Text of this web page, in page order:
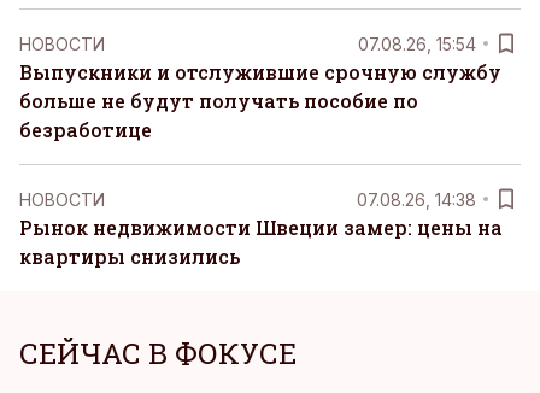
НОВОСТИ 07.08.26, 15:54
Выпускники и отслужившие срочную службу
больше не будут получать пособие по
безработице
НОВОСТИ 07.08.26, 14:38
Рынок недвижимости Швеции замер: цены на
квартиры снизились
СЕЙЧАС В ФОКУСЕ